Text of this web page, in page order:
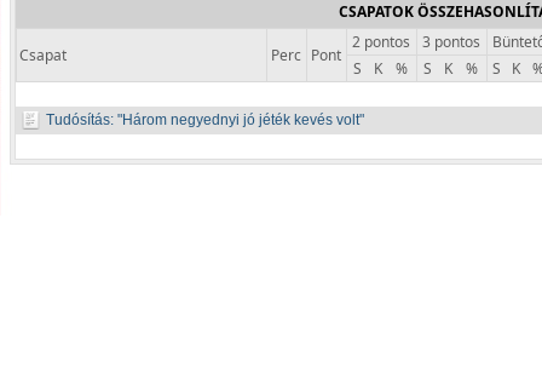
CSAPATOK
Csapat Perc Pont
2 pontos 3 pontos
S
K % S K % S K
Tudósítás: Három negyednyi jó jéték kevés volt